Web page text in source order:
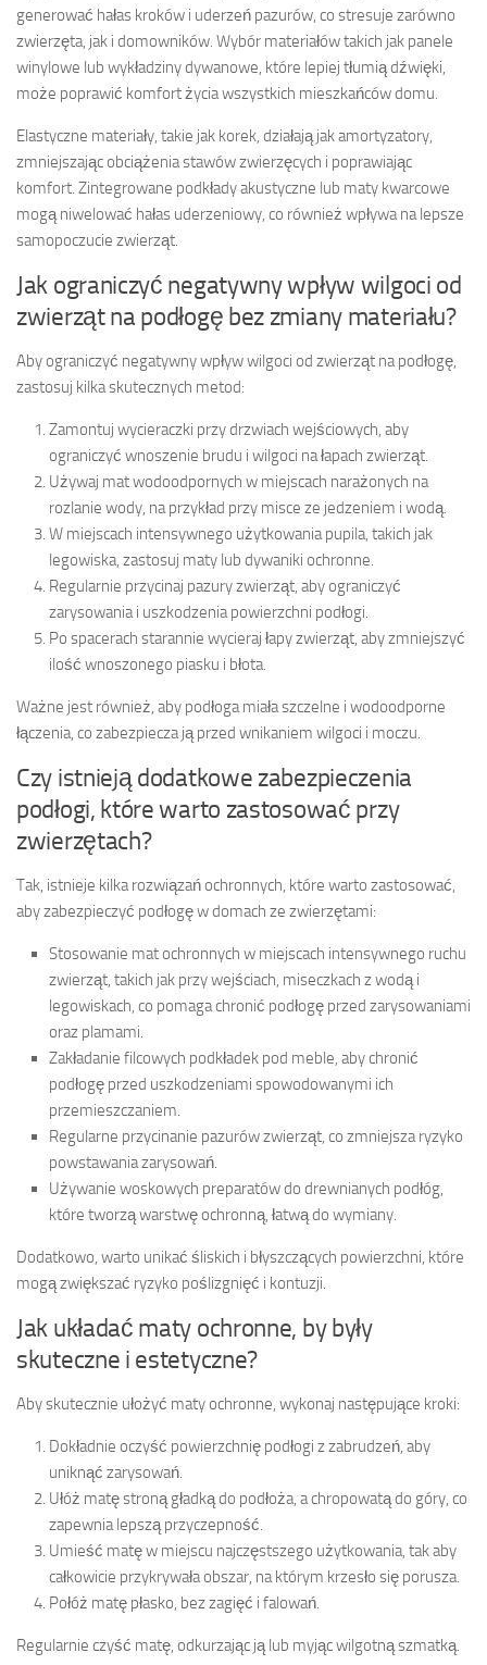
generować hałas kroków i uderzeń pazurów, co stresuje zarówno
zwierzęta, jak i domowników. Wybór materiałów takich jak panele
winylowe lub wykładziny dywanowe, które lepiej tłumią dźwięki,
może poprawić komfort życia wszystkich mieszkańców domu.
Elastyczne materiały, takie jak korek, działają jak amortyzatory,
zmniejszając obciążenia stawów zwierzęcych i poprawiając
komfort. Zintegrowane podkłady akustyczne lub maty kwarcowe
mogą niwelować hałas uderzeniowy, co również wpływa na lepsze
samopoczucie zwierząt.
Jak ograniczyć negatywny wpływ wilgoci od
zwierząt na podłogę bez zmiany materiału?
Aby ograniczyć negatywny wpływ wilgoci od zwierząt na podłogę,
zastosuj kilka skutecznych metod:
Zamontuj wycieraczki przy drzwiach wejściowych, aby
ograniczyć wnoszenie brudu i wilgoci na łapach zwierząt.
Używaj mat wodoodpornych w miejscach narażonych na
rozlanie wody, na przykład przy misce ze jedzeniem i wodą.
W miejscach intensywnego użytkowania pupila, takich jak
legowiska, zastosuj maty lub dywaniki ochronne.
Regularnie przycinaj pazury zwierząt, aby ograniczyć
zarysowania i uszkodzenia powierzchni podłogi.
Po spacerach starannie wycieraj łapy zwierząt, aby zmniejszyć
ilość wnoszonego piasku i błota.
Ważne jest również, aby podłoga miała szczelne i wodoodporne
łączenia, co zabezpiecza ją przed wnikaniem wilgoci i moczu.
Czy istnieją dodatkowe zabezpieczenia
podłogi, które warto zastosować przy
zwierzętach?
Tak, istnieje kilka rozwiązań ochronnych, które warto zastosować,
aby zabezpieczyć podłogę w domach ze zwierzętami:
Stosowanie mat ochronnych w miejscach intensywnego ruchu
zwierząt, takich jak przy wejściach, miseczkach z wodą i
legowiskach, co pomaga chronić podłogę przed zarysowaniami
oraz plamami.
Zakładanie filcowych podkładek pod meble, aby chronić
podłogę przed uszkodzeniami spowodowanymi ich
przemieszczaniem.
Regularne przycinanie pazurów zwierząt, co zmniejsza ryzyko
powstawania zarysowań.
Używanie woskowych preparatów do drewnianych podłóg,
które tworzą warstwę ochronną, łatwą do wymiany.
Dodatkowo, warto unikać śliskich i błyszczących powierzchni, które
mogą zwiększać ryzyko poślizgnięć i kontuzji.
Jak układać maty ochronne, by były
skuteczne i estetyczne?
Aby skutecznie ułożyć maty ochronne, wykonaj następujące kroki:
Dokładnie oczyść powierzchnię podłogi z zabrudzeń, aby
uniknąć zarysowań.
Ułóż matę stroną gładką do podłoża, a chropowatą do góry, co
zapewnia lepszą przyczepność.
Umieść matę w miejscu najczęstszego użytkowania, tak aby
całkowicie przykrywała obszar, na którym krzesło się porusza.
Połóż matę płasko, bez zagięć i falowań.
Regularnie czyść matę, odkurzając ją lub myjąc wilgotną szmatką.